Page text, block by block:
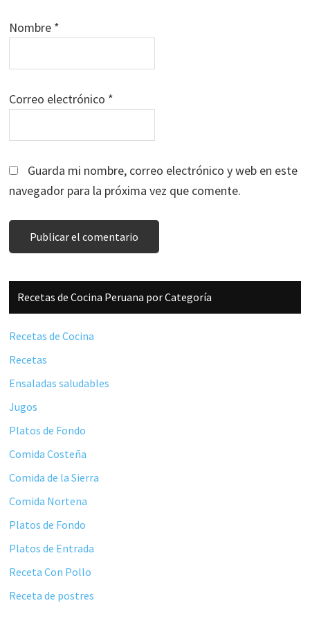
Nombre *
Correo electrónico *
Guarda mi nombre, correo electrónico y web en este
navegador para la próxima vez que comente.
Barra
lateral
principal
Recetas de Cocina Peruana por Categoría
Recetas de Cocina
Recetas
Ensaladas saludables
Jugos
Platos de Fondo
Comida Costeña
Comida de la Sierra
Comida Nortena
Platos de Fondo
Platos de Entrada
Receta Con Pollo
Receta de postres